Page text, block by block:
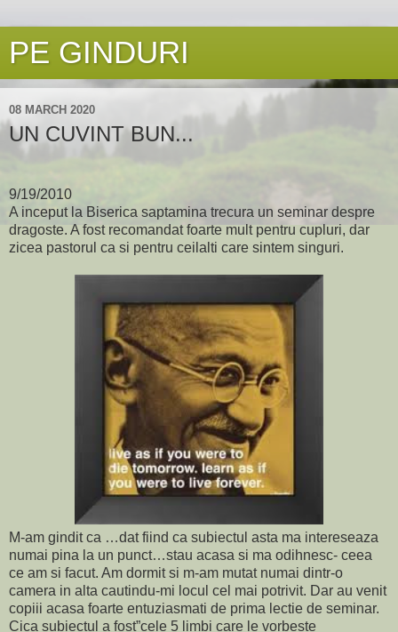
PE GINDURI
08 MARCH 2020
UN CUVINT BUN...
9/19/2010
A inceput la Biserica saptamina trecura un seminar despre
dragoste. A fost recomandat foarte mult pentru cupluri, dar
zicea pastorul ca si pentru ceilalti care sintem singuri.
M-am gindit ca …dat fiind ca subiectul asta ma intereseaza
numai pina la un punct…stau acasa si ma odihnesc- ceea
ce am si facut. Am dormit si m-am mutat numai dintr-o
camera in alta cautindu-mi locul cel mai potrivit. Dar au venit
copiii acasa foarte entuziasmati de prima lectie de seminar.
Cica subiectul a fost”cele 5 limbi care le vorbeste